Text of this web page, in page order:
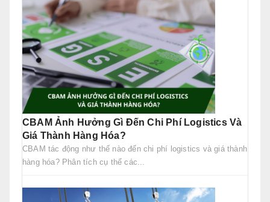
CBAM Ảnh Hưởng Gì Đến Chi Phí Logistics Và
Giá Thành Hàng Hóa?
CBAM tác động như thế nào đến chi phí logistics và giá thành
hàng hóa? Phân tích cụ thể các...